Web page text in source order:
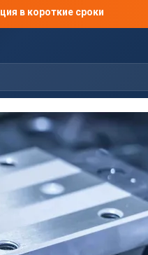
в короткие сроки